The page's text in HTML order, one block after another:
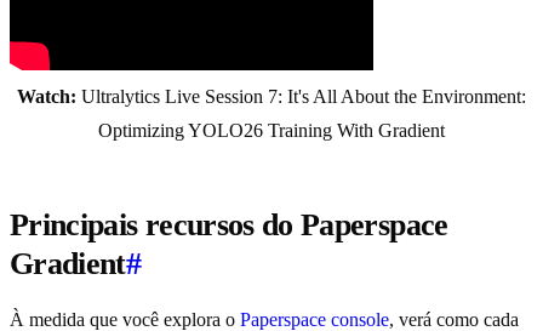
Watch: Ultralytics Live Session 7: It's All About the Environment:
Optimizing YOLO26 Training With Gradient
Principais recursos do Paperspace
Gradient#
À medida que você explora o Paperspace console, verá como cada